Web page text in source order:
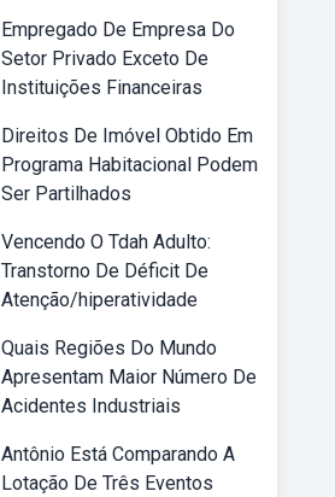
Empregado De Empresa Do
Setor Privado Exceto De
Instituições Financeiras
Direitos De Imóvel Obtido Em
Programa Habitacional Podem
Ser Partilhados
Vencendo O Tdah Adulto:
Transtorno De Déficit De
Atenção/hiperatividade
Quais Regiões Do Mundo
Apresentam Maior Número De
Acidentes Industriais
Antônio Está Comparando A
Lotação De Três Eventos